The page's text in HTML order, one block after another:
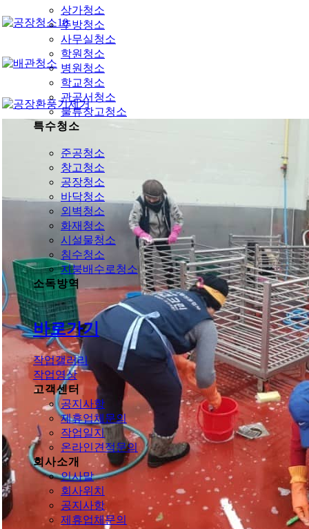
상가청소
주방청소
사무실청소
학원청소
병원청소
학교청소
관공서청소
물류창고청소
특수청소
준공청소
창고청소
공장청소
바닥청소
외벽청소
화재청소
시설물청소
침수청소
지붕배수로청소
소독방역
바로가기
작업갤러리
작업영상
고객센터
공지사항
제휴업체문의
작업일지
온라인견적문의
회사소개
인사말
회사위치
공지사항
제휴업체문의